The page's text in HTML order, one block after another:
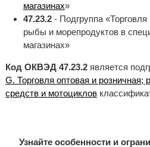
магазинах»
47.23.2- Подгруппа «Торговля
рыбы и морепродуктов в
магазинах»
Код ОКВЭД 47.23.2является
G. Торговля оптовая и розничная;
средств и мотоциклов
Узнайте особенности и